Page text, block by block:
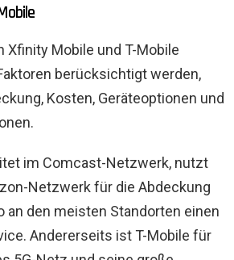
Xfinity Mobile und T-Mobile
berücksichtigt werden,
Kosten, Geräteoptionen und
im Comcast-Netzwerk, nutzt
Netzwerk für die Abdeckung
an den meisten Standorten einen
Andererseits ist T-Mobile für